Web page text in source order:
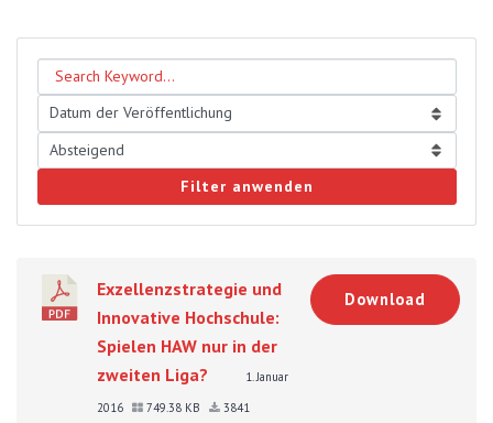
Filter anwenden
Exzellenzstrategie und
Innovative Hochschule:
Spielen HAW nur in der
zweiten Liga?
1. Januar
2016
749.38 KB
3841
Download